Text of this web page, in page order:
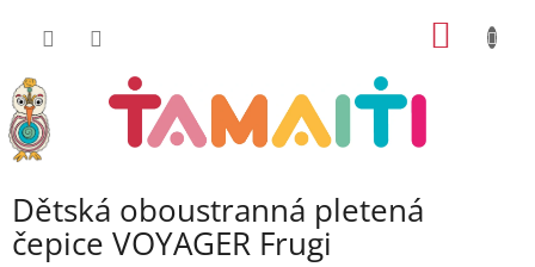
Dětská oboustranná pletená
čepice VOYAGER Frugi